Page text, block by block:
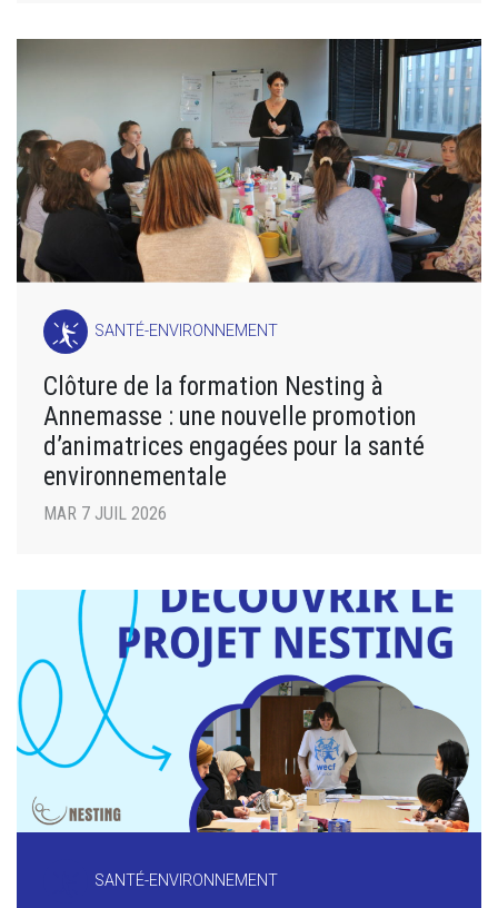
SANTÉ-ENVIRONNEMENT
Clôture de la formation Nesting à
Annemasse : une nouvelle promotion
d’animatrices engagées pour la santé
environnementale
MAR 7 JUIL 2026
SANTÉ-ENVIRONNEMENT